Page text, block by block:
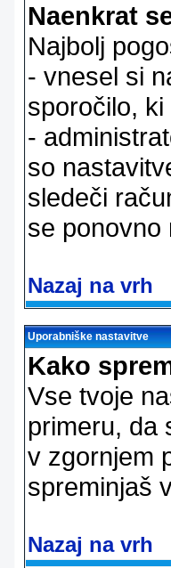
Naenkrat
Najbolj
- vnesel si
sporočilo,
-
so
sledeči
se ponovno
Nazaj na vrh
Uporabniške nastavitve
Kako
Vse tvoje
primeru, da
v zgornjem
spreminjaš
Nazaj na vrh